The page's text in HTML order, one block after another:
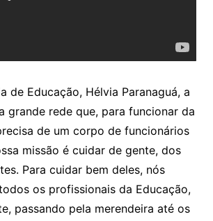
de Educação, Hélvia Paranaguá, a
grande rede que, para funcionar da
de um corpo de funcionários
missão é cuidar de gente, dos
Para cuidar bem deles, nós
os profissionais da Educação,
passando pela merendeira até os